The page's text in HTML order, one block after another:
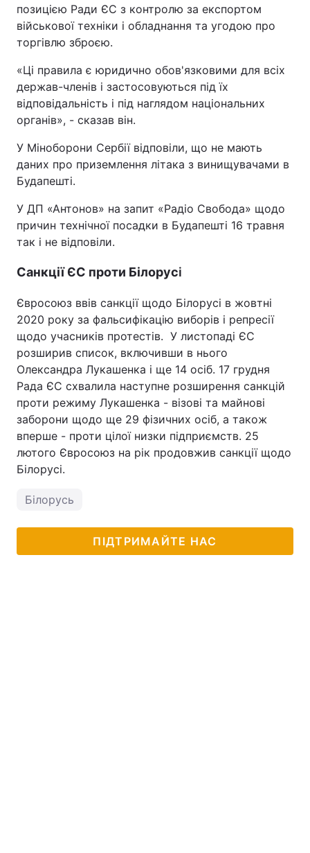
позицією Ради ЄС з контролю за експортом
військової техніки і обладнання та угодою про
торгівлю зброєю.
«Ці правила є юридично обов'язковими для всіх
держав-членів і застосовуються під їх
відповідальність і під наглядом національних
органів», - сказав він.
У Міноборони Сербії відповіли, що не мають
даних про приземлення літака з винищувачами в
Будапешті.
У ДП «Антонов» на запит «Радіо Свобода» щодо
причин технічної посадки в Будапешті 16 травня
так і не відповіли.
Санкції ЄС проти Білорусі
Євросоюз ввів санкції щодо Білорусі в жовтні
2020 року за фальсифікацію виборів і репресії
щодо учасників протестів. У листопаді ЄС
розширив список, включивши в нього
Олександра Лукашенка і ще 14 осіб. 17 грудня
Рада ЄС схвалила наступне розширення санкцій
проти режиму Лукашенка - візові та майнові
заборони щодо ще 29 фізичних осіб, а також
вперше - проти цілої низки підприємств. 25
лютого Євросоюз на рік продовжив санкції щодо
Білорусі.
Білорусь
ПІДТРИМАЙТЕ НАС